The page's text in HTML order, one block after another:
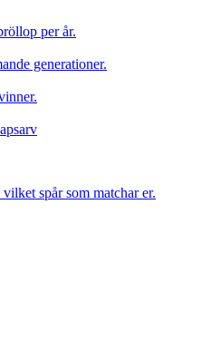
per år.
generationer.
spår som matchar er.